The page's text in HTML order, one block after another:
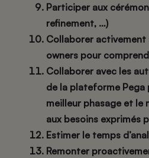
Participer aux
refinement, …)
Collaborer
owners pour
Collaborer avec les
de la plateforme Pega
meilleur phasage et le
aux besoins exprimés
Estimer le temps
Remonter